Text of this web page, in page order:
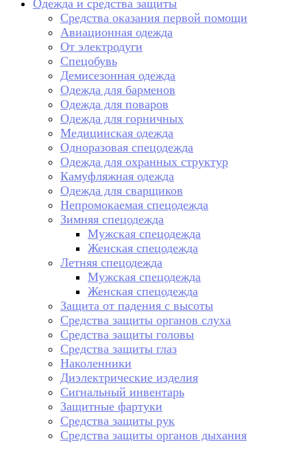
Одежда и средства защиты
Средства оказания первой помощи
Авиационная одежда
От электродуги
Спецобувь
Демисезонная одежда
Одежда для барменов
Одежда для поваров
Одежда для горничных
Медицинская одежда
Одноразовая спецодежда
Одежда для охранных структур
Камуфляжная одежда
Одежда для сварщиков
Непромокаемая спецодежда
Зимняя спецодежда
Мужская спецодежда
Женская спецодежда
Летняя спецодежда
Мужская спецодежда
Женская спецодежда
Защита от падения с высоты
Средства защиты органов слуха
Средства защиты головы
Средства защиты глаз
Наколенники
Диэлектрические изделия
Сигнальный инвентарь
Защитные фартуки
Средства защиты рук
Средства защиты органов дыхания